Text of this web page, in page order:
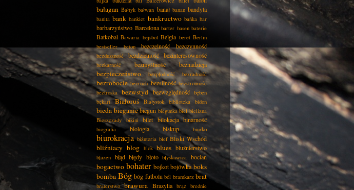
bałagan Bałtyk bałwan banał banan bandyta
banita bank bankiet bankructwo bańka bar
barbarzyństwo Barcelona barter basen baterie
Batkobal Bawaria bejsbol Belgia beret Berlin
bestseller
beton bezczelność bezczynność
bezduszność bezdzietność bezinteresowność
bezkarność bezmyślność beznadzieja
bezpieczeństwo bezpłodność bezradność
bezrobocie bezruch bezsilność bezstronność
beztroska bezwstyd bezwzględność bęben
bękart
Białoruś Białystok biblioteka bidon
bieda bieganie biegun biegunka biel bielizna
Bieszczady
bikini bilet bilokacja binarność
biografia biologia biskup biurko
biurokracja biżuteria blef Bliski Wschód
bliźniacy blog blok blues bluźnierstwo
błazen błąd błędy błoto błyskawica bocian
bogactwo bohater bojkot bojówka boks
bomba Bóg bóg futbolu ból bramkarz brat
braterstwo brawura Brazylia brąz brednie